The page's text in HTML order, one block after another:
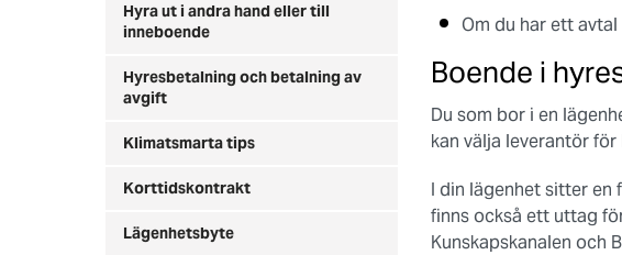
Hyra ut i andra hand eller till
inneboende
Hyresbetalning och betalning av
avgift
Klimatsmarta tips
Korttidskontrakt
Lägenhetsbyte
Om du har ett
Boende i
Du som bor i en
kan välja leverantör
I din lägenhet sitter
finns också ett uttag
Kunskapskanalen och